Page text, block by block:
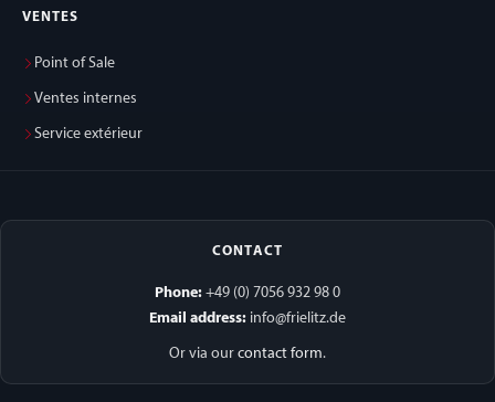
VENTES
Point of Sale
Ventes internes
Service extérieur
CONTACT
Phone: +49 (0) 7056 932 98 0
Email address: info@frielitz.de
Or via our contact form.